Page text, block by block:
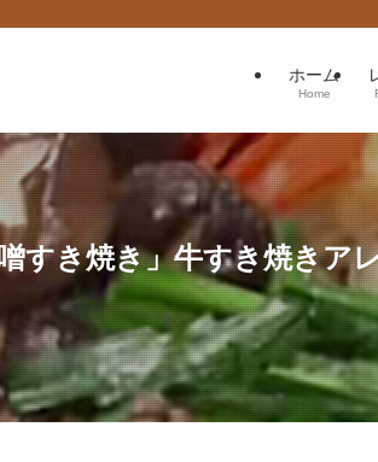
ホーム
Home
すき焼き」牛すき焼きア